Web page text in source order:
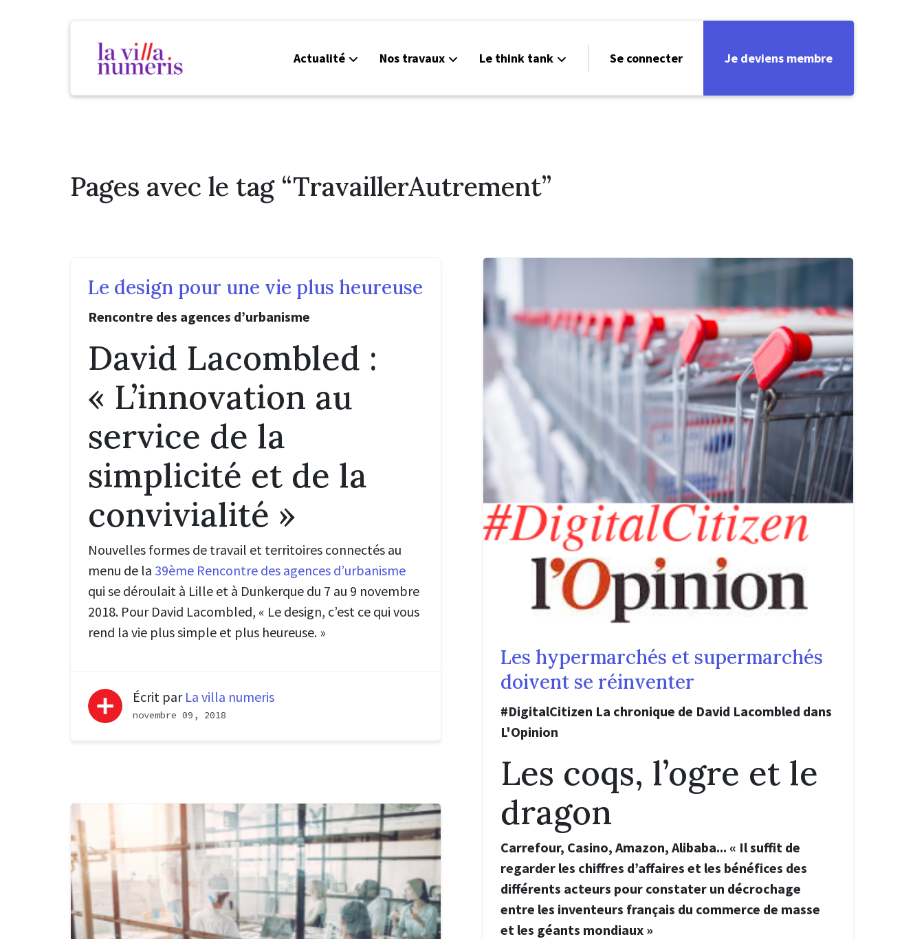
Actualité Nos travaux Le think tank Se connecter Je deviens membre
Pages avec le tag “TravaillerAutrement”
Le design pour une vie plus heureuse
Rencontre des agences d’urbanisme
David Lacombled :
« L’innovation au
service de la
simplicité et de la
convivialité »
Nouvelles formes de travail et territoires connectés au
menu de la 39ème Rencontre des agences d’urbanisme
qui se déroulait à Lille et à Dunkerque du 7 au 9 novembre
2018. Pour David Lacombled, « Le design, c’est ce qui vous
rend la vie plus simple et plus heureuse. »
Écrit par La villa numeris
novembre 09, 2018
Les hypermarchés et supermarchés
doivent se réinventer
#DigitalCitizen La chronique de David Lacombled dans
L'Opinion
Les coqs, l’ogre et le
dragon
Carrefour, Casino, Amazon, Alibaba... « Il suffit de
regarder les chiffres d’affaires et les bénéfices des
différents acteurs pour constater un décrochage
entre les inventeurs français du commerce de masse
et les géants mondiaux »